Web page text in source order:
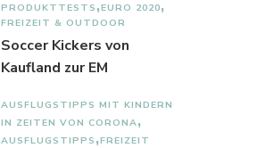
PRODUKTTESTS EURO 2020
FREIZEIT & OUTDOOR
Soccer Kickers von
Kaufland zur EM
AUSFLUGSTIPPS MIT KINDERN
IN ZEITEN VON CORONA
AUSFLUGSTIPPS FREIZEIT